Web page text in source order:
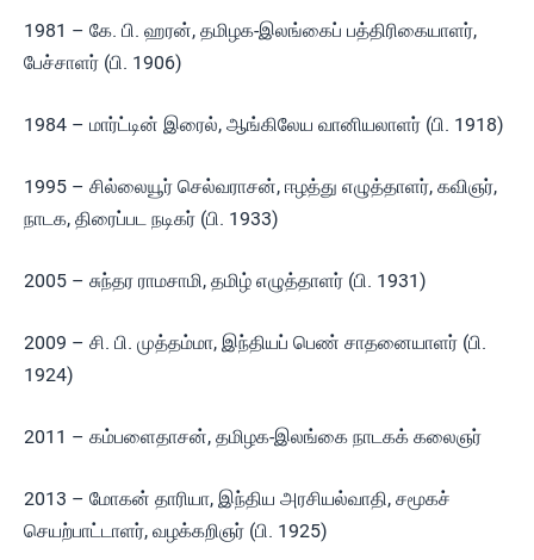
1981 – கே. பி. ஹரன், தமிழக-இலங்கைப் பத்திரிகையாளர்,
பேச்சாளர் (பி. 1906)
1984 – மார்ட்டின் இரைல், ஆங்கிலேய வானியலாளர் (பி. 1918)
1995 – சில்லையூர் செல்வராசன், ஈழத்து எழுத்தாளர், கவிஞர்,
நாடக, திரைப்பட நடிகர் (பி. 1933)
2005 – சுந்தர ராமசாமி, தமிழ் எழுத்தாளர் (பி. 1931)
2009 – சி. பி. முத்தம்மா, இந்தியப் பெண் சாதனையாளர் (பி.
1924)
2011 – கம்பளைதாசன், தமிழக-இலங்கை நாடகக் கலைஞர்
2013 – மோகன் தாரியா, இந்திய அரசியல்வாதி, சமூகச்
செயற்பாட்டாளர், வழக்கறிஞர் (பி. 1925)